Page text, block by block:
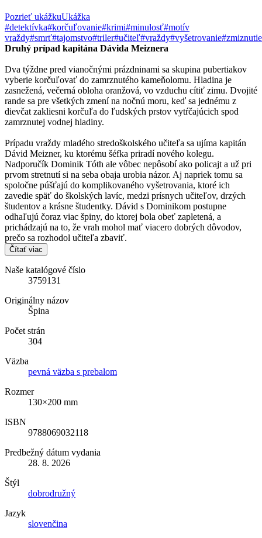
Pozrieť ukážkuUkážka
#detektívka#korčuľovanie#krimi#minulosť#motív
vraždy#smrť#tajomstvo#triler#učiteľ#vraždy#vyšetrovanie#zmiznutie
Druhý prípad kapitána Dávida Meiznera
Dva týždne pred vianočnými prázdninami sa skupina pubertiakov
vyberie korčuľovať do zamrznutého kameňolomu. Hladina je
zasnežená, večerná obloha oranžová, vo vzduchu cítiť zimu. Dvojité
rande sa pre všetkých zmení na nočnú moru, keď sa jednému z
dievčat zakliesni korčuľa do ľudských prstov vytŕčajúcich spod
zamrznutej vodnej hladiny.
Prípadu vraždy mladého stredoškolského učiteľa sa ujíma kapitán
Dávid Meizner, ku ktorému šéfka priradí nového kolegu.
Nadporučík Dominik Tóth ale vôbec nepôsobí ako policajt a už pri
prvom stretnutí si na seba obaja urobia názor. Aj napriek tomu sa
spoločne púšťajú do komplikovaného vyšetrovania, ktoré ich
zavedie späť do školských lavíc, medzi prísnych učiteľov, drzých
študentov a krásne študentky. Dávid s Dominikom postupne
odhaľujú čoraz viac špiny, do ktorej bola obeť zapletená, a
prichádzajú na to, že vrah mohol mať viacero dobrých dôvodov,
prečo sa rozhodol učiteľa zbaviť.
Čítať viac
Naše katalógové číslo
3759131
Originálny názov
Špina
Počet strán
304
Väzba
pevná väzba s prebalom
Rozmer
130×200 mm
ISBN
9788069032118
Predbežný dátum vydania
28. 8. 2026
Štýl
dobrodružný
Jazyk
slovenčina